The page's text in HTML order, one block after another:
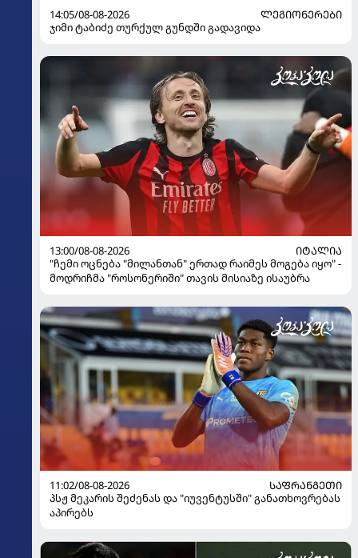
14:05/08-08-2026
ᲚᲔᲒᲘᲝᲜᲔᲠᲔᲑᲘ
ჯიმი ტაბიძე თურქულ გუნდში გადავიდა
13:00/08-08-2026
ᲘᲢᲐᲚᲘᲐ
"ჩემი ოცნება "მილანთან" ერთად რაიმეს მოგება იყო" -
მოდრიჩმა "როსონერიში" თავის მისიაზე ისაუბრა
11:02/08-08-2026
ᲡᲐᲤᲠᲐᲜᲒᲔᲗᲘ
პსჟ მეკარის შეძენას და "იუვენტუსში" განათხოვრებას
აპირებს